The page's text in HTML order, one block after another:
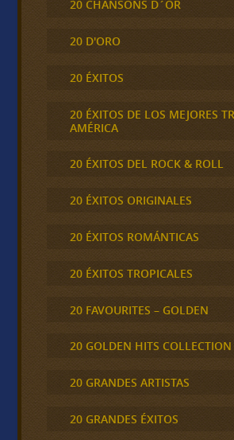
20 CHANSONS D´OR
20 D'ORO
20 ÉXITOS
20 ÉXITOS DE LOS MEJORES
AMÉRICA
20 ÉXITOS DEL ROCK & ROLL
20 ÉXITOS ORIGINALES
20 ÉXITOS ROMÁNTICAS
20 ÉXITOS TROPICALES
20 FAVOURITES – GOLDEN
20 GOLDEN HITS COLLECTION
20 GRANDES ARTISTAS
20 GRANDES ÉXITOS